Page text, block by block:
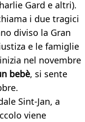
Gard e altri).
i due tragici
diviso la Gran
e le famiglie
nel novembre
bebè, si sente
Sint-Jan, a
viene